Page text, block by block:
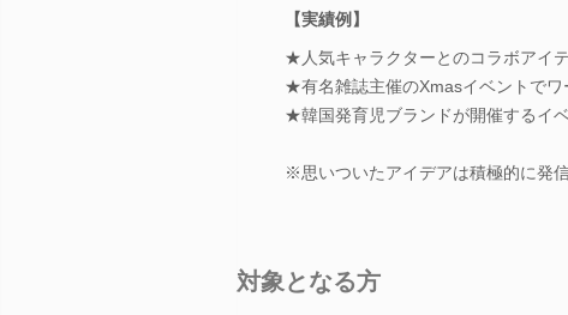
【実績例】
★人気キャラクターとのコラボアイ
★有名雑誌主催のXmasイベントでワ
★韓国発育児ブランドが開催するイ
※思いついたアイデアは積極的に発
対象となる方